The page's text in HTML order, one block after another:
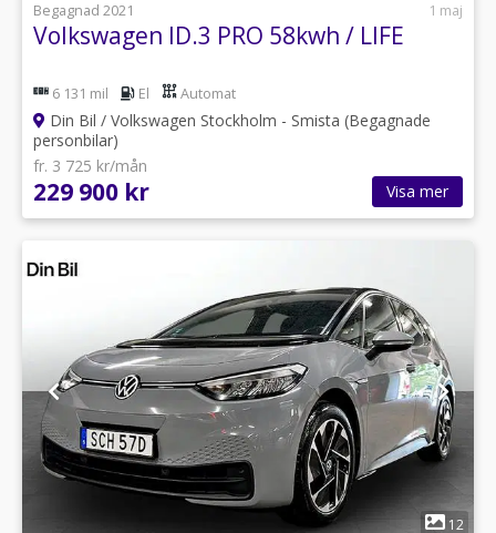
Begagnad 2021
1 maj
Volkswagen ID.3 PRO 58kwh / LIFE
6 131 mil El Automat
Din Bil / Volkswagen Stockholm - Smista (Begagnade
personbilar)
fr. 3 725 kr/mån
229 900 kr Visa mer
12